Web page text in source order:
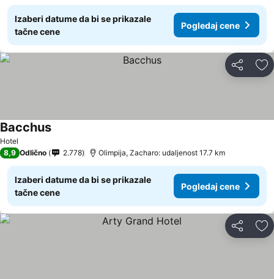
Izaberi datume da bi se prikazale
tačne cene
Pogledaj cene
Deli
Hotel
Bacchus
8,9 Odlično 2.778 Olimpija, Zacharo: udaljenost 17.7 km
Izaberi datume da bi se prikazale
tačne cene
Pogledaj cene
Deli